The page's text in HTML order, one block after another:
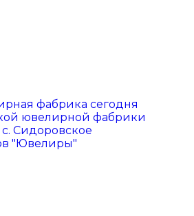
фабрика сегодня
ювелирной фабрики
Сидоровское
"Ювелиры"